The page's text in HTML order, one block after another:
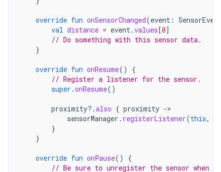
override fun onSensorChanged(event :
val distance = event.values[0]
// Do something with this sensor data.
}
override fun onResume()
{
// Register a listener for the sensor.
super .onResume()
proximity?.also { proximity -
sensorManager . registerListener(this,
}
}
override fun onPause()
{
// Be sure to unregister the sensor when